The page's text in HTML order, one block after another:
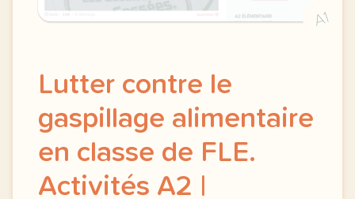
A1
Lutter contre le
gaspillage alimentaire
en classe de FLE.
Activités A2 |